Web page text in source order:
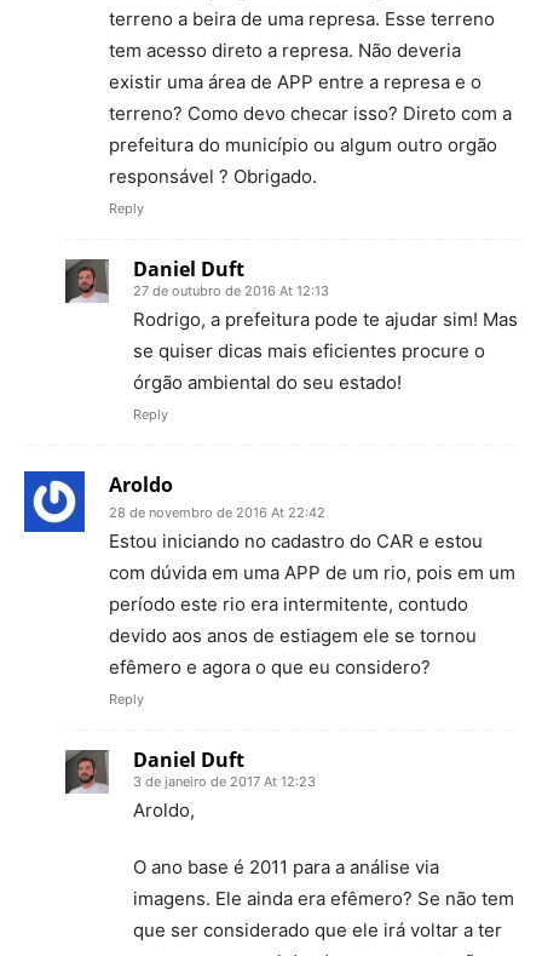
terreno a beira de uma represa. Esse terreno
tem acesso direto a represa. Não deveria
existir uma área de APP entre a represa e o
terreno? Como devo checar isso? Direto com a
prefeitura do município ou algum outro orgão
responsável ? Obrigado.
Reply
Daniel Duft
27 de outubro de 2016 At 12:13
Rodrigo, a prefeitura pode te ajudar sim! Mas
se quiser dicas mais eficientes procure o
órgão ambiental do seu estado!
Reply
Aroldo
28 de novembro de 2016 At 22:42
Estou iniciando no cadastro do CAR e estou
com dúvida em uma APP de um rio, pois em um
período este rio era intermitente, contudo
devido aos anos de estiagem ele se tornou
efêmero e agora o que eu considero?
Reply
Daniel Duft
3 de janeiro de 2017 At 12:23
Aroldo,
O ano base é 2011 para a análise via
imagens. Ele ainda era efêmero? Se não tem
que ser considerado que ele irá voltar a ter